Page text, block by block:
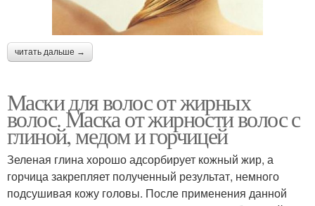
читать дальше →
Маски для волос от жирных
волос. Маска от жирности волос с
глиной, медом и горчицей
Зеленая глина хорошо адсорбирует кожный жир, а
горчица закрепляет полученный результат, немного
подсушивая кожу головы. После применения данной